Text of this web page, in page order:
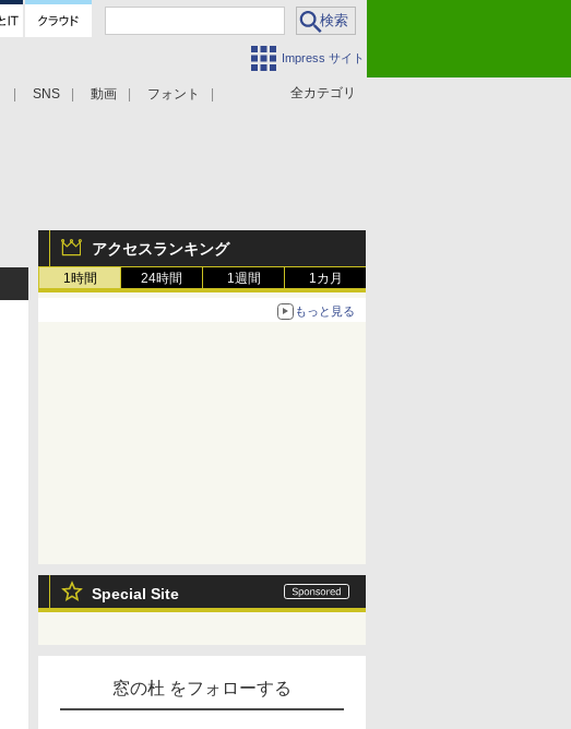
Impress サイト
全カテゴリ
SNS 動画 フォント
アクセスランキング
1時間 24時間 1週間 1カ月
もっと見る
Special Site
窓の杜 をフォローする